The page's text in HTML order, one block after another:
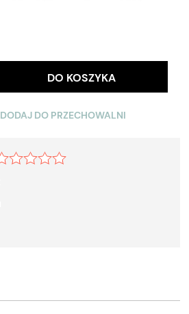
DO KOSZYKA
DODAJ DO PRZECHOWALNI